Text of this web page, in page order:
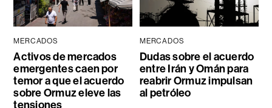
MERCADOS
Activos de mercados
emergentes caen por
temor a que el acuerdo
sobre Ormuz eleve las
tensiones
MERCADOS
Dudas sobre el acuerdo
entre Irán y Omán para
reabrir Ormuz impulsan
al petróleo